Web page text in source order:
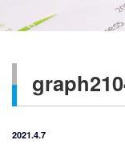
2021.4.7